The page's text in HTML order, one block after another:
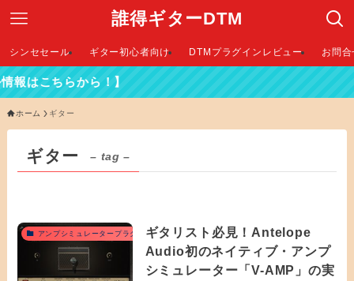
誰得ギターDTM
シンセセール ギター初心者向け DTMプラグインレビュー お問
ちらから！】
ホーム ギター
ギター – tag –
アンプシミュレータープラグインギタリスト必見！Antelope
Audio初のネイティブ・アンプ
シミュレーター「V-AMP」の実